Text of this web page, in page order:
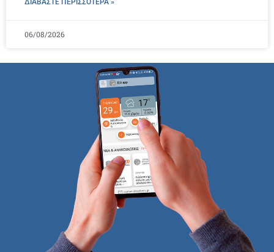
ΔΙΑΒΑΣΤΕ ΠΕΡΙΣΣΌΤΕΡΑ »
06/08/2026